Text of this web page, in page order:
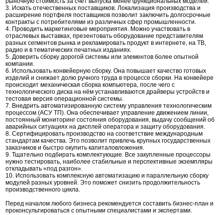
3. Искать отечественных поставщиков. Локализация производства и
расширение портфеля поставщиков позволит заключить долгосрочные
контракты с потребителями из различных сфер промышленности.
4. Проводить маркетинговые мероприятия. Можно участвовать в
отраслевых выставках, презентовать оборудование представителям
разных сегментов рынка и рекламировать продукт в интернете, на ТВ,
радио и в тематических печатных изданиях.
5. Доверить сборку дорогой системы или элементов более опытной
компании.
6. Использовать конвейерную сборку. Она повышает качество готовых
изделий и снижает долю ручного труда в процессе сборки. На конвейере
происходит механическая сборка компьютера, после чего с
технологического диска на нём устанавливаются драйверы устройств и
тестовая версия операционной системы.
7. Внедрить автоматизированную систему управления технологическим
процессом (АСУ ТП). Она обеспечивает управление движением линии,
постоянный мониторинг состояния оборудования, выдачу сообщений об
аварийных ситуациях на дисплей оператора и защиту оборудования.
8. Сертифицировать производство на соответствие международным
стандартам качества. Это позволит привлечь крупных государственных
заказчиков и быстро окупить капиталовложения.
9. Тщательно подбирать комплектующие. Все закупленные процессоры
нужно тестировать, наиболее стабильные и перспективные экземпляры
откладывать «под разгон».
10. Использовать комплексную автоматизацию и параллельную сборку
модулей разных уровней. Это поможет снизить продолжительность
производственного цикла.
Перед началом любого бизнеса рекомендуется составить бизнес-план и
проконсультироваться с опытными специалистами и экспертами.